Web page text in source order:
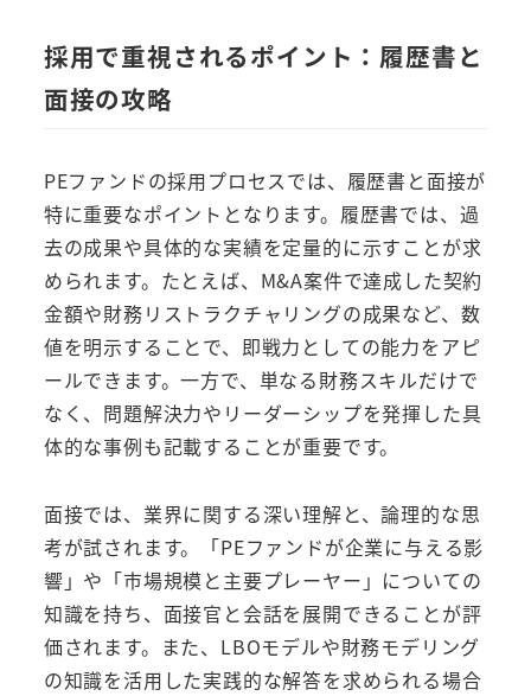
採用で重視されるポイント：履歴書と
面接の攻略
PEファンドの採用プロセスでは、履歴書と面接が
特に重要なポイントとなります。履歴書では、過
去の成果や具体的な実績を定量的に示すことが求
められます。たとえば、M&A案件で達成した契約
金額や財務リストラクチャリングの成果など、数
値を明示することで、即戦力としての能力をアピ
ールできます。一方で、単なる財務スキルだけで
なく、問題解決力やリーダーシップを発揮した具
体的な事例も記載することが重要です。
面接では、業界に関する深い理解と、論理的な思
考が試されます。「PEファンドが企業に与える影
響」や「市場規模と主要プレーヤー」についての
知識を持ち、面接官と会話を展開できることが評
価されます。また、LBOモデルや財務モデリング
の知識を活用した実践的な解答を求められる場合